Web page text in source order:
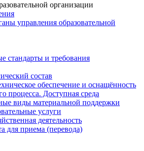
организации
управления образовательной
стандарты и требования
состав
обеспечение и оснащённость
процесса. Доступная среда
виды материальной поддержки
услуги
деятельность
для приема (перевода)